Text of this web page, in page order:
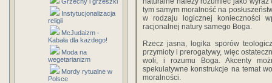
Instytucjonalizacja
religii
McJudaizm -
Kabała dla każdego!
Moda na
wegetarianizm
Mordy rytualne w
Polsce
tym samym moralność na
w rodzaju logicznej konieczności
racjonalnej natury samego Boga.
Rzecz jasna, logika sporów
przymioty i prerogatywy, więc
woli, i rozumu Boga. Akcenty
spekulatywne konstrukcje na temat
moralności.